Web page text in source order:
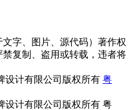
字、图片、源代码）著作权
复制、盗用或转载，违者将
设计有限公司版权所有 粤
设计有限公司版权所有 粤